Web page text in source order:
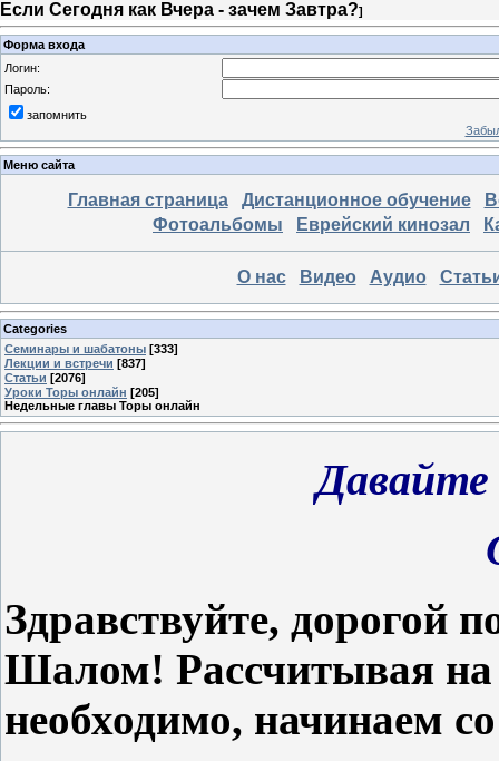
Если Сегодня как Вчера - зачем Завтра?]
Форма входа
Логин:
Пароль:
запомнить
Меню сайта
Главная страница Дистанционное обучение
Фотоальбомы
Еврейский кинозал
О нас Видео Аудио
Categories
Семинары и шабатоны [333]
Лекции и встречи [837]
Статьи [2076]
Уроки Торы онлайн [205]
Недельные главы Торы онлайн
Давайте
Здравствуйте, дорогой
Шалом! Рассчитывая
необходимо, начинаем